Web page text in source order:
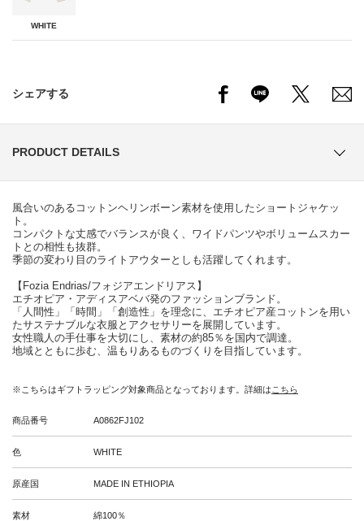
WHITE
シェアする
PRODUCT DETAILS
風合いのあるコットンヘリンボーン素材を使用したショートジャケッ
ト。
コンパクトな丈感でバランスが良く、ワイドパンツやボリュームスカー
トとの相性も抜群。
季節の変わり目のライトアウターとしも活躍してくれます。
【Fozia Endrias/フォジアエンドリアス】
エチオピア・アディスアベバ発のファッションブランド。
「人間性」「時間」「創造性」を理念に、エチオピア産コットンを用い
たサステナブルな衣服とアクセサリーを展開しています。
女性職人の手仕事を大切にし、素材の約85％を国内で調達。
地域とともに歩む、温もりあるものづくりを目指しています。
※こちらはギフトラッピング対象商品となっております。詳細は こちら
商品番号 A0862FJ102
色 WHITE
原産国 MADE IN ETHIOPIA
素材 綿100％